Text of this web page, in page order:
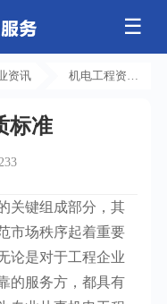
☰
程
工程
程
程
箱
能 • 机器人
识
百科
资讯
机电工程资质
标准
键组成部分，其
市场秩序起着重要
论是对于工程企业
的服务方，都具有